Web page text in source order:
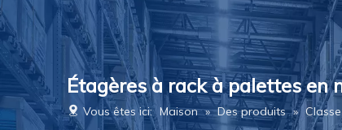
Étagères à rack à palettes en
Vous êtes ici: Maison » Des produits »